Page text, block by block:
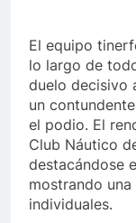
El equipo
lo largo de
duelo decisivo
un
el podio. El
Club Náutico
destacándose
mostrando
individuales.